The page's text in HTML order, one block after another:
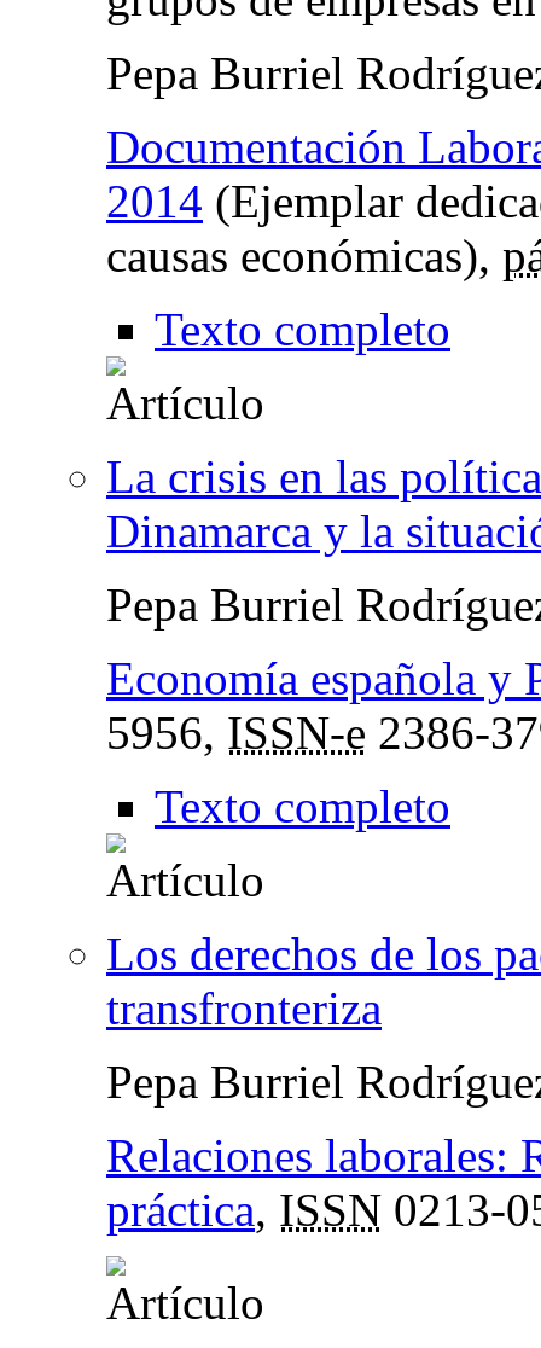
Pepa Burriel
Documentación
2014 (Ejemplar
causas económicas),
Texto completo
La crisis en las
Dinamarca y la
Pepa Burriel
Economía española y
5956, ISSN-e 2386-
Texto completo
Los derechos de los
transfronteriza
Pepa Burriel
Relaciones laborales:
práctica, ISSN 0213-